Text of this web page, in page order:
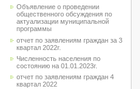
Объявление о проведении
общественного обсуждения по
актуализации муниципальной
программы
отчет по заявлениям граждан за 3
квартал 2022г.
Численность населения по
состоянию на 01.01.2023г.
отчет по заявлениям граждан 4
квартал 2022